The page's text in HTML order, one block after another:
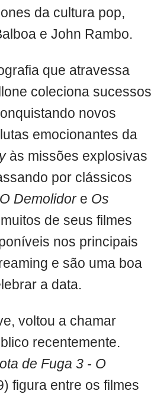
da cultura pop,
e John Rambo.
que atravessa
coleciona sucessos
novos
emocionantes da
às missões explosivas
por clássicos
O Demolidor e Os
de seus filmes
nos principais
e são uma boa
a data.
voltou a chamar
recentemente.
de Fuga 3 - O
figura entre os filmes